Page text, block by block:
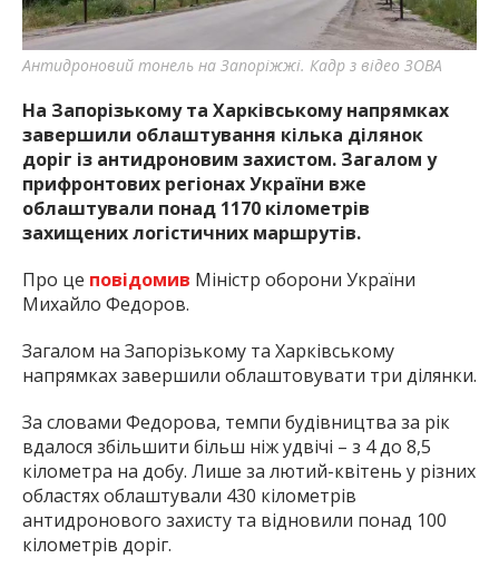
найважливішу інформацію про події
міста Запоріжжя та області.
Антидроновий тонель на Запоріжжі. Кадр з відео ЗОВА
На Запорізькому та Харківському напрямках
завершили облаштування кілька ділянок
доріг із антидроновим захистом. Загалом у
прифронтових регіонах України вже
облаштували понад 1170 кілометрів
захищених логістичних маршрутів.
Про це повідомив Міністр оборони України
Михайло Федоров.
Загалом на Запорізькому та Харківському
напрямках завершили облаштовувати три ділянки.
За словами Федорова, темпи будівництва за рік
вдалося збільшити більш ніж удвічі – з 4 до 8,5
кілометра на добу. Лише за лютий-квітень у різних
областях облаштували 430 кілометрів
антидронового захисту та відновили понад 100
кілометрів доріг.